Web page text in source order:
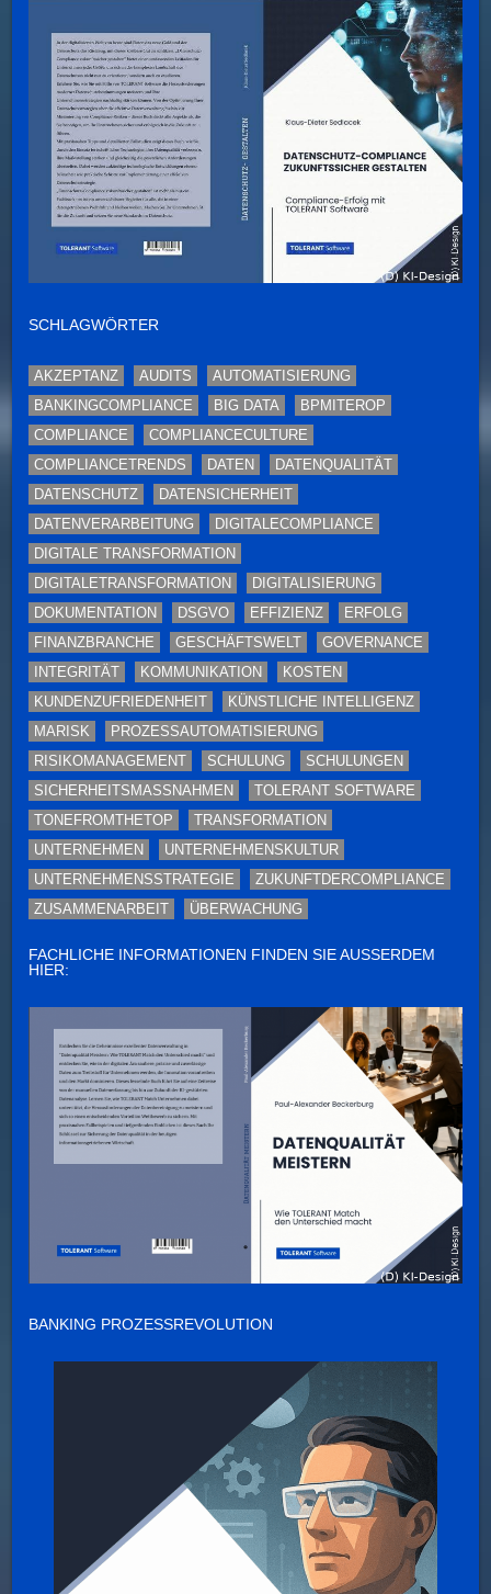
SCHLAGWÖRTER
AKZEPTANZ AUDITS
AUTOMATISIERUNG
BANKINGCOMPLIANCE
BIG DATA
BPMITEROP
COMPLIANCE
COMPLIANCECULTURE
COMPLIANCETRENDS
DATEN
DATENQUALITÄT
DATENSCHUTZ
DATENSICHERHEIT
DATENVERARBEITUNG
DIGITALECOMPLIANCE
DIGITALE TRANSFORMATION
DIGITALETRANSFORMATION
DIGITALISIERUNG
DOKUMENTATION
DSGVO EFFIZIENZ
ERFOLG
FINANZBRANCHE
GESCHÄFTSWELT
GOVERNANCE
INTEGRITÄT
KOMMUNIKATION
KOSTEN
KUNDENZUFRIEDENHEIT
KÜNSTLICHE INTELLIGENZ
MARISK
PROZESSAUTOMATISIERUNG
RISIKOMANAGEMENT
SCHULUNG
SCHULUNGEN
SICHERHEITSMASSNAHMEN
TOLERANT SOFTWARE
TONEFROMTHETOP
TRANSFORMATION
UNTERNEHMEN
UNTERNEHMENSKULTUR
UNTERNEHMENSSTRATEGIE
ZUKUNFTDERCOMPLIANCE
ZUSAMMENARBEIT
ÜBERWACHUNG
FACHLICHE INFORMATIONEN FINDEN SIE AUSSERDEM H
IER:
BANKING PROZESSREVOLUTION